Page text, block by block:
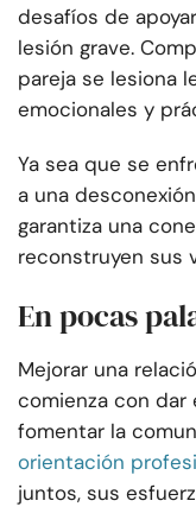
desafíos de
lesión grave.
pareja se lesiona
emocionales y
Ya sea que se
a una
garantiza una
reconstruyen sus
En pocas
Mejorar una
comienza con dar
fomentar la
orientación
juntos, sus